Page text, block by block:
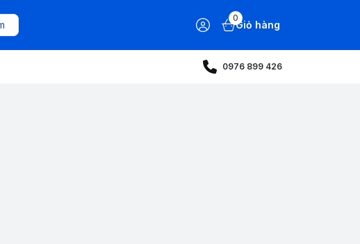
0
Giỏ hàng
0976 899 426